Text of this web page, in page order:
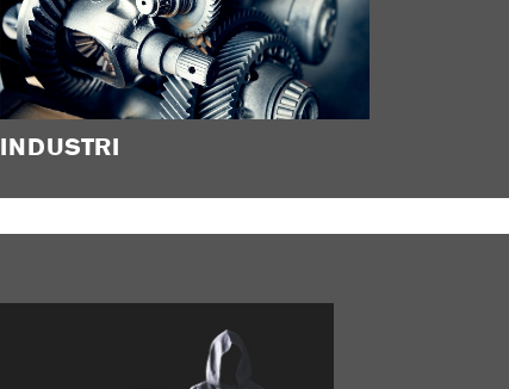
INDUSTRI